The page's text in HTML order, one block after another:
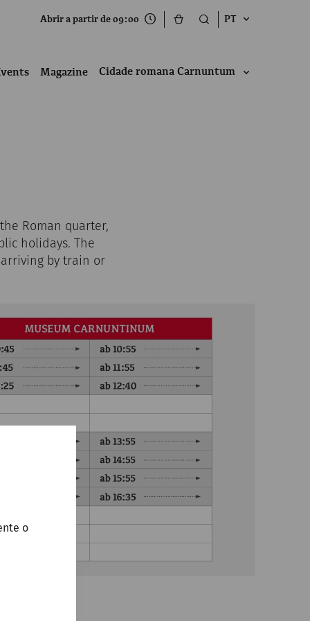
o
Abrir a partir de 09:00 PT
Magazine Cidade romana Carnuntum
Roman quarter,
holidays. The
by train or